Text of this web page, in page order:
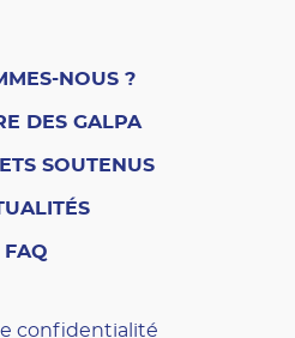
NOUS ?
DES GALPA
SOUTENUS
FAQ
confidentialité